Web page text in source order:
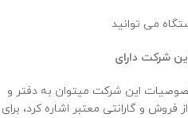
می توانید
شرکت دارای
این شرکت میتوان به دفتر و
و گارانتی معتبر اشاره کرد، برای